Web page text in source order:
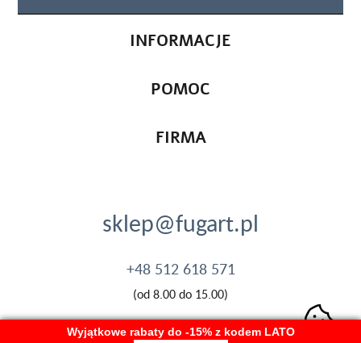
Wyjątkowe rabaty do -15% z kodem LATO
INFORMACJE
POMOC
FIRMA
sklep@fugart.pl
+48 512 618 571
(od 8.00 do 15.00)